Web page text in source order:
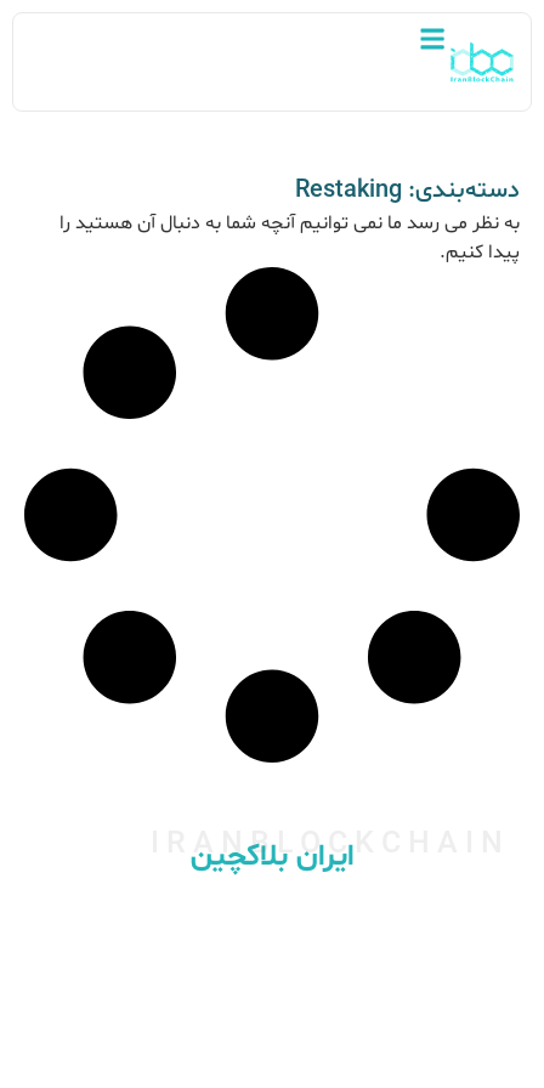
دسته‌بندی: Restaking
به نظر می رسد ما نمی توانیم آنچه شما به دنبال آن هستید را
پیدا کنیم.
IRANBLOCKCHAIN
ایران بلاکچین